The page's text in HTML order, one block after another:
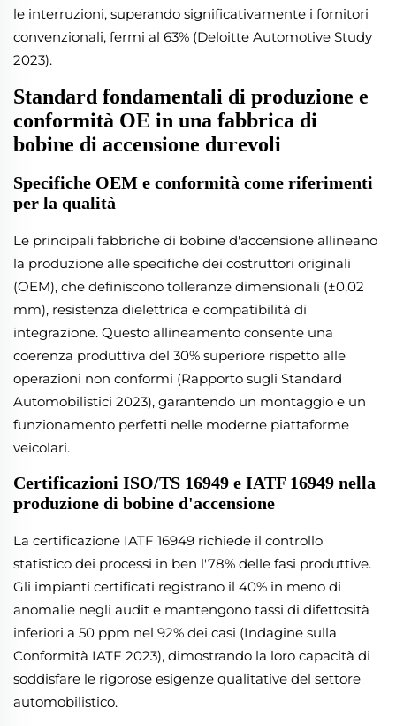
le interruzioni, superando significativamente i fornitori
convenzionali, fermi al 63% (Deloitte Automotive Study
2023).
Standard fondamentali di produzione e
conformità OE in una fabbrica di
bobine di accensione durevoli
Specifiche OEM e conformità come riferimenti
per la qualità
Le principali fabbriche di bobine d'accensione allineano
la produzione alle specifiche dei costruttori originali
(OEM), che definiscono tolleranze dimensionali (±0,02
mm), resistenza dielettrica e compatibilità di
integrazione. Questo allineamento consente una
coerenza produttiva del 30% superiore rispetto alle
operazioni non conformi (Rapporto sugli Standard
Automobilistici 2023), garantendo un montaggio e un
funzionamento perfetti nelle moderne piattaforme
veicolari.
Certificazioni ISO/TS 16949 e IATF 16949 nella
produzione di bobine d'accensione
La certificazione IATF 16949 richiede il controllo
statistico dei processi in ben l'78% delle fasi produttive.
Gli impianti certificati registrano il 40% in meno di
anomalie negli audit e mantengono tassi di difettosità
inferiori a 50 ppm nel 92% dei casi (Indagine sulla
Conformità IATF 2023), dimostrando la loro capacità di
soddisfare le rigorose esigenze qualitative del settore
automobilistico.